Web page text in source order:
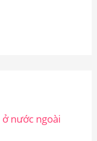
nước ngoài